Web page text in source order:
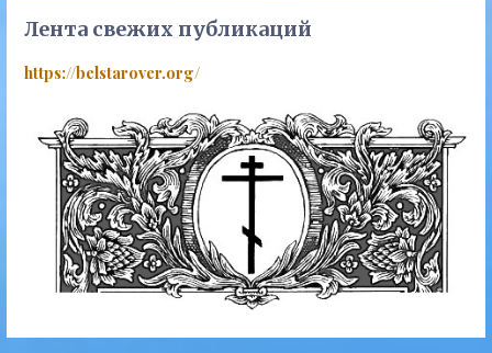
записям
Лента свежих публикаций
https://belstarover.org/